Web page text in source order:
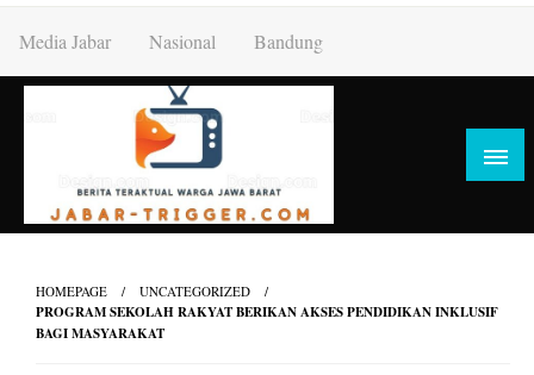
content
Media Jabar Nasional Bandung
HOMEPAGE UNCATEGORIZED
PROGRAM SEKOLAH RAKYAT BERIKAN AKSES PENDIDIKAN INKLUSIF
BAGI MASYARAKAT